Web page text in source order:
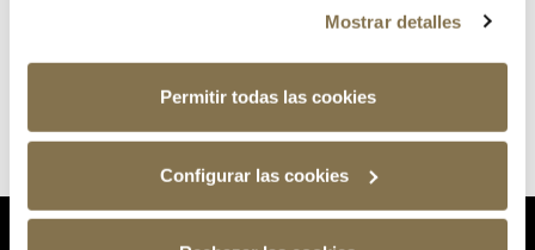
Mostrar detalles
Permitir todas las cookies
Configurar las cookies